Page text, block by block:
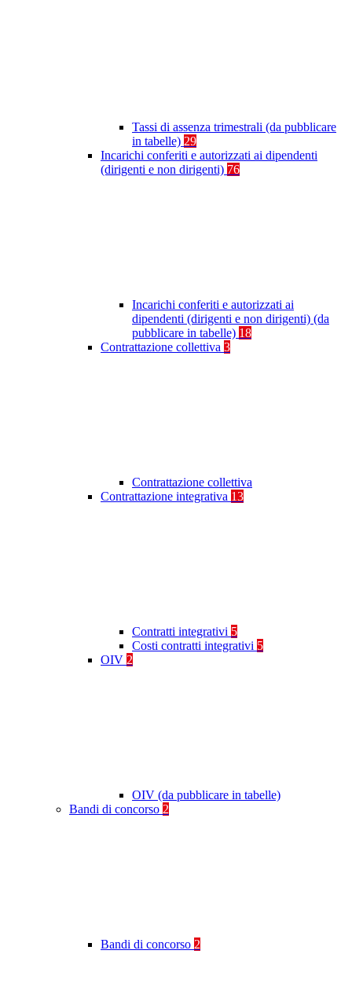
Tassi di assenza trimestrali (da pubblicare
in tabelle) 29
Incarichi conferiti e autorizzati ai dipendenti
(dirigenti e non dirigenti) 76
Incarichi conferiti e autorizzati ai
dipendenti (dirigenti e non dirigenti) (da
pubblicare in tabelle) 18
Contrattazione collettiva 3
Contrattazione collettiva
Contrattazione integrativa 13
Contratti integrativi 5
Costi contratti integrativi 5
OIV 2
OIV (da pubblicare in tabelle)
Bandi di concorso 2
Bandi di concorso 2